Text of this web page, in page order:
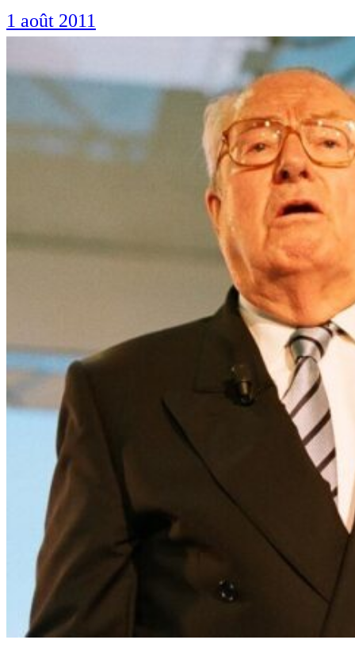
1 août 2011